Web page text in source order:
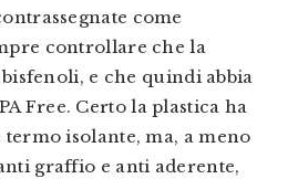
come
controllare che la
e che quindi abbia
Free. Certo la plastica ha
isolante, ma, a meno
graffio e anti aderente,